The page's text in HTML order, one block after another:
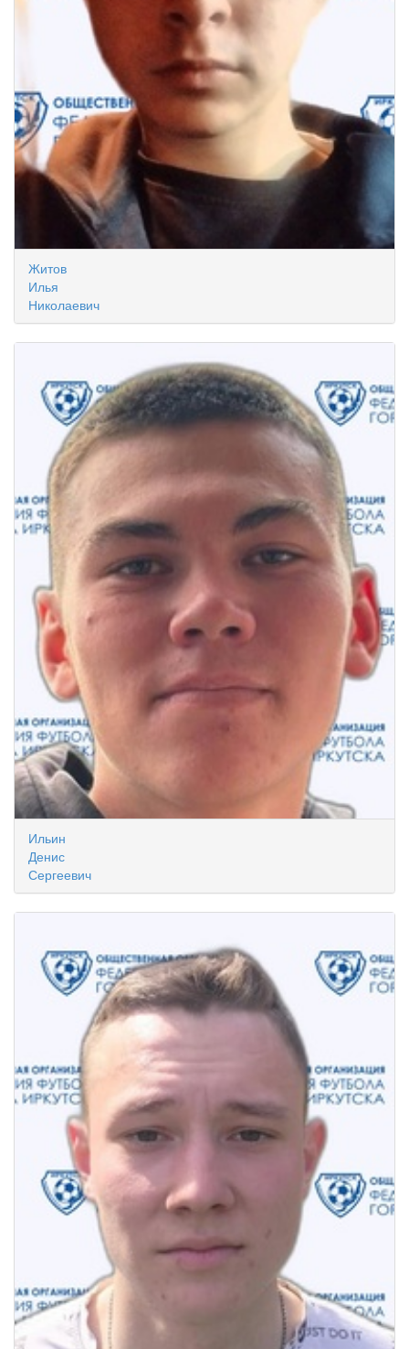
Житов
Илья
Николаевич
Ильин
Денис
Сергеевич